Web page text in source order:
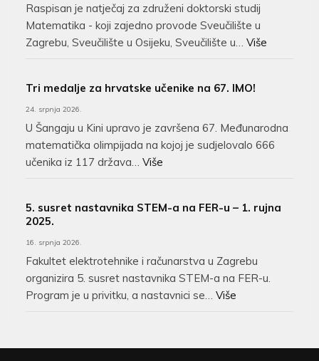
Raspisan je natječaj za združeni doktorski studij
Matematika - koji zajedno provode Sveučilište u
Zagrebu, Sveučilište u Osijeku, Sveučilište u… Više
Tri medalje za hrvatske učenike na 67. IMO!
24. srpnja 2026.
U Šangaju u Kini upravo je završena 67. Međunarodna
matematička olimpijada na kojoj je sudjelovalo 666
učenika iz 117 država… Više
5. susret nastavnika STEM-a na FER-u – 1. rujna
2025.
16. srpnja 2026.
Fakultet elektrotehnike i računarstva u Zagrebu
organizira 5. susret nastavnika STEM-a na FER-u.
Program je u privitku, a nastavnici se… Više